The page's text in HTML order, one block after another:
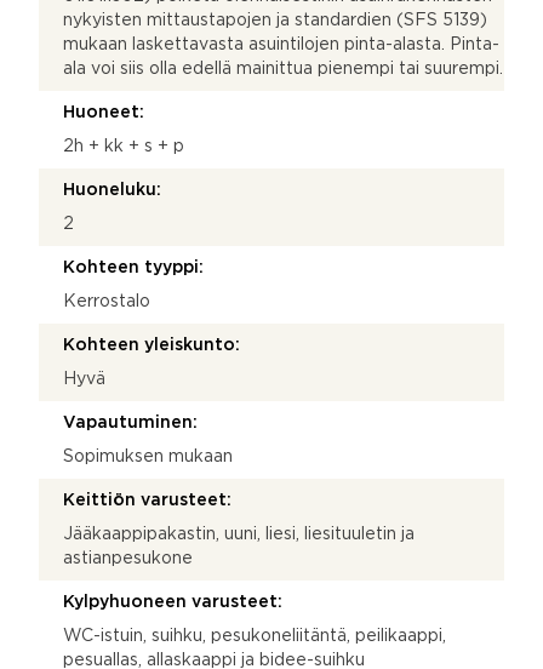
nykyisten mittaustapojen ja standardien (SFS 5139)
mukaan laskettavasta asuintilojen pinta-alasta. Pinta-
ala voi siis olla edellä mainittua pienempi tai suurempi.
Huoneet:
2h + kk + s + p
Huoneluku:
2
Kohteen tyyppi:
Kerrostalo
Kohteen yleiskunto:
Hyvä
Vapautuminen:
Sopimuksen mukaan
Keittiön varusteet:
Jääkaappipakastin, uuni, liesi, liesituuletin ja
astianpesukone
Kylpyhuoneen varusteet:
WC-istuin, suihku, pesukoneliitäntä, peilikaappi,
pesuallas, allaskaappi ja bidee-suihku